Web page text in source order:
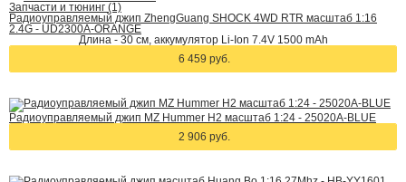
Запчасти и тюнинг (1)
Радиоуправляемый джип ZhengGuang SHOCK 4WD RTR масштаб 1:16
2.4G - UD2300A-ORANGE
Длина - 30 см, аккумулятор Li-Ion 7.4V 1500 mAh
6 459 руб.
Радиоуправляемый джип MZ Hummer H2 масштаб 1:24 - 25020A-BLUE
2 906 руб.